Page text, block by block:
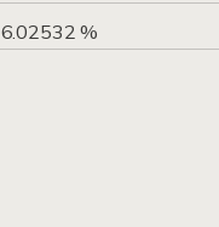
6.02532 %